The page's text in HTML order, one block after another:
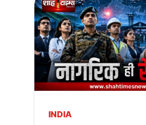
INDIA